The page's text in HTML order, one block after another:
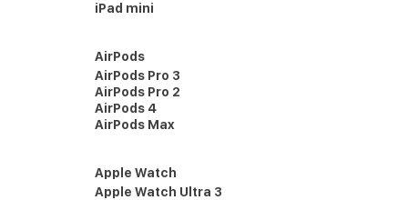
iPad mini
AirPods
AirPods Pro 3
AirPods Pro 2
AirPods 4
AirPods Max
Apple Watch
Apple Watch Ultra 3